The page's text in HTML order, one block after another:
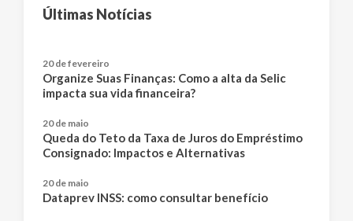
Últimas Notícias
20 de fevereiro
Organize Suas Finanças: Como a alta da Selic
impacta sua vida financeira?
20 de maio
Queda do Teto da Taxa de Juros do Empréstimo
Consignado: Impactos e Alternativas
20 de maio
Dataprev INSS: como consultar benefício